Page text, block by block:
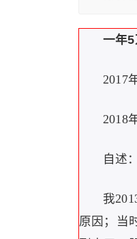
一年
2017
2018
自述：
我
原因；当